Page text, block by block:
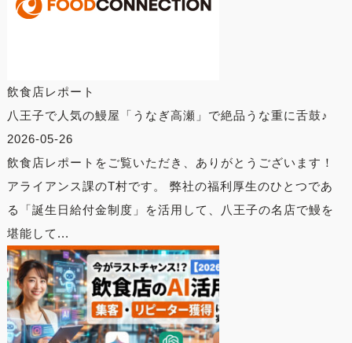
飲食店レポート
八王子で人気の鰻屋「うなぎ高瀬」で絶品うな重に舌鼓♪
2026-05-26
飲食店レポートをご覧いただき、ありがとうございます！
アライアンス課のT村です。 弊社の福利厚生のひとつであ
る「誕生日給付金制度」を活用して、八王子の名店で鰻を
堪能して...